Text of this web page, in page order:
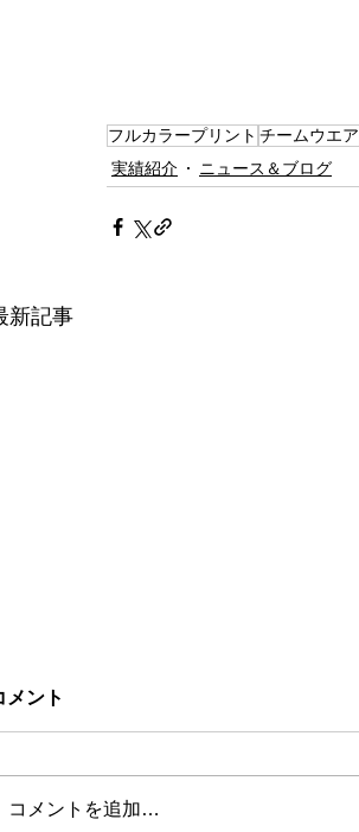
フルカラープリント チームウエア
実績紹介
ニュース＆ブログ
新記事
お盆休みについて
メント
コメントを追加…